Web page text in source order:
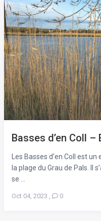
Basses d’en Coll –
Les Basses d’en Coll est
la plage du Grau de Pals. Il
se ...
Oct 04, 2023 , 0